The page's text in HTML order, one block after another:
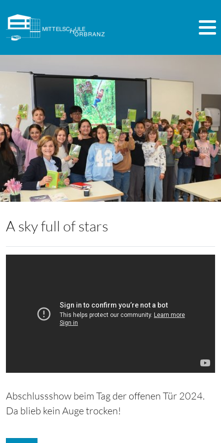
A sky full of stars
Abschlussshow beim Tag der offenen Tür 2024.
Da blieb kein Auge trocken!